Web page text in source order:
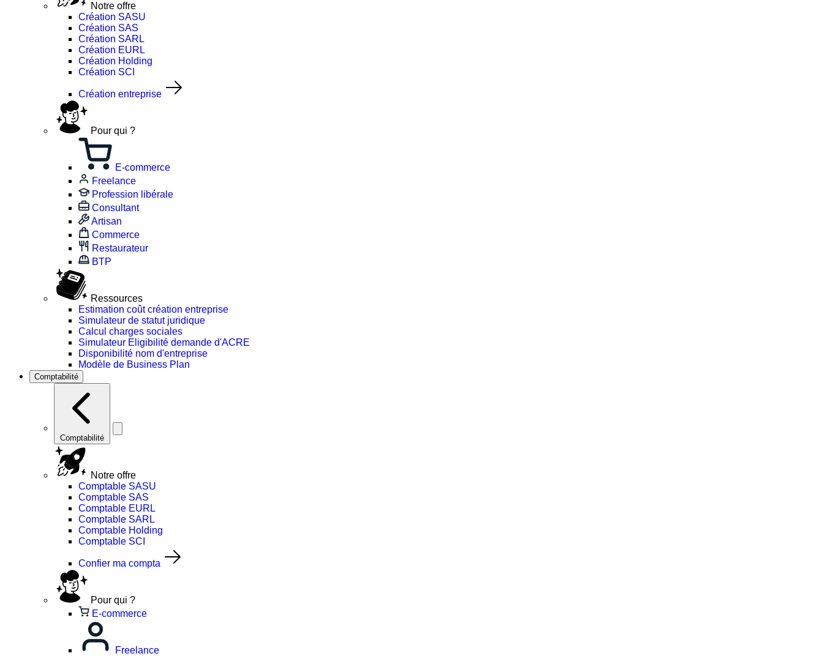
Notre offre
Création SASU
Création SAS
Création SARL
Création EURL
Création Holding
Création SCI
Création entreprise
Pour qui ?
E-commerce
Freelance
Profession libérale
Consultant
Artisan
Commerce
Restaurateur
BTP
Ressources
Estimation coût création entreprise
Simulateur de statut juridique
Calcul charges sociales
Simulateur Eligibilité demande d'ACRE
Disponibilité nom d'entreprise
Modèle de Business Plan
Comptabilité
Comptabilité
Notre offre
Comptable SASU
Comptable SAS
Comptable EURL
Comptable SARL
Comptable Holding
Comptable SCI
Confier ma compta
Pour qui ?
E-commerce
Freelance